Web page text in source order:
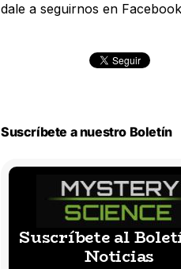
dale a seguirnos en
Suscríbete a nuestro Boletín
Suscríbete al
Noticias